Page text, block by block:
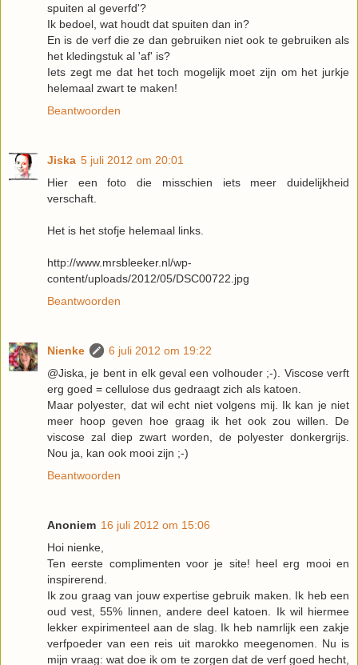
spuiten al geverfd'?
Ik bedoel, wat houdt dat spuiten dan in?
En is de verf die ze dan gebruiken niet ook te gebruiken als
het kledingstuk al 'af' is?
Iets zegt me dat het toch mogelijk moet zijn om het jurkje
helemaal zwart te maken!
Beantwoorden
Jiska 5 juli 2012 om 20:01
Hier een foto die misschien iets meer duidelijkheid
verschaft.
Het is het stofje helemaal links.
http://www.mrsbleeker.nl/wp-
content/uploads/2012/05/DSC00722.jpg
Beantwoorden
Nienke
6 juli 2012 om 19:22
@Jiska, je bent in elk geval een volhouder ;-). Viscose verft
erg goed = cellulose dus gedraagt zich als katoen.
Maar polyester, dat wil echt niet volgens mij. Ik kan je niet
meer hoop geven hoe graag ik het ook zou willen. De
viscose zal diep zwart worden, de polyester donkergrijs.
Nou ja, kan ook mooi zijn ;-)
Beantwoorden
Anoniem 16 juli 2012 om 15:06
Hoi nienke,
Ten eerste complimenten voor je site! heel erg mooi en
inspirerend.
Ik zou graag van jouw expertise gebruik maken. Ik heb een
oud vest, 55% linnen, andere deel katoen. Ik wil hiermee
lekker expirimenteel aan de slag. Ik heb namrlijk een zakje
verfpoeder van een reis uit marokko meegenomen. Nu is
mijn vraag: wat doe ik om te zorgen dat de verf goed hecht,